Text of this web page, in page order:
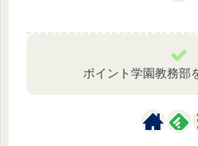
ポイント学園教務部